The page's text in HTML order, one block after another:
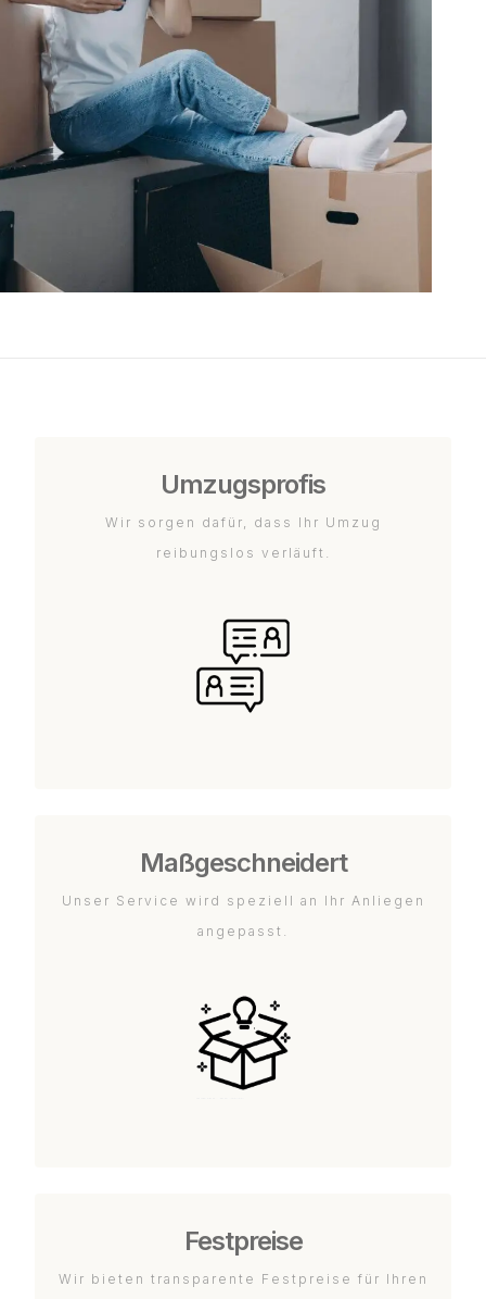
Umzugsprofis
Wir sorgen dafür, dass Ihr Umzug
reibungslos verläuft.
Maßgeschneidert
Unser Service wird speziell an Ihr Anliegen
angepasst.
Festpreise
Wir bieten transparente Festpreise für Ihren